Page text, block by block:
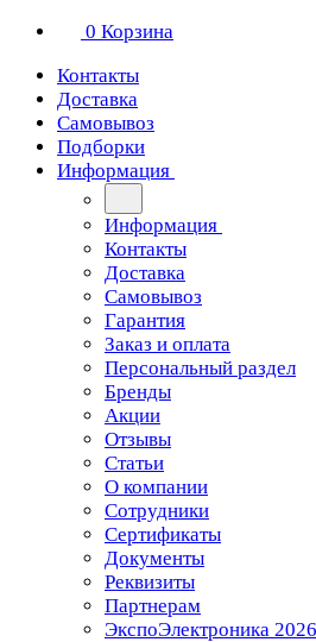
0 Корзина
Контакты
Доставка
Самовывоз
Подборки
Информация
Информация
Контакты
Доставка
Самовывоз
Гарантия
Заказ и оплата
Персональный раздел
Бренды
Акции
Отзывы
Статьи
О компании
Сотрудники
Сертификаты
Документы
Реквизиты
Партнерам
ЭкспоЭлектроника 2026